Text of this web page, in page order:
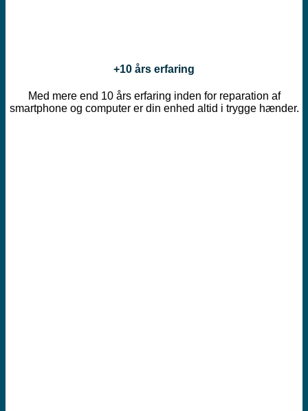
+10 års erfaring
Med mere end 10 års erfaring inden for reparation af
smartphone og computer er din enhed altid i trygge hænder.